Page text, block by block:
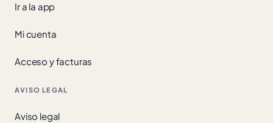
Ir a la app
Mi cuenta
Acceso y facturas
AVISO LEGAL
Aviso legal